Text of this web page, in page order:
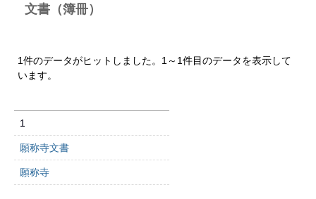
文書（簿冊）
1件のデータがヒットしました。1～1件目のデータを表示して
います。
1
願称寺文書
願称寺